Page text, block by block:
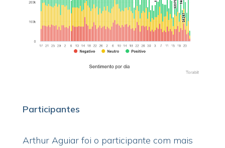
Participantes
Arthur Aguiar foi o participante com mais